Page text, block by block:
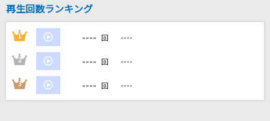
Blue Days (Jesse × Yugo Kochi)
SixTONES
LiSA
再生回数ランキング
1 ---- 回 ----
2 ---- 回 ----
3 ---- 回 ----